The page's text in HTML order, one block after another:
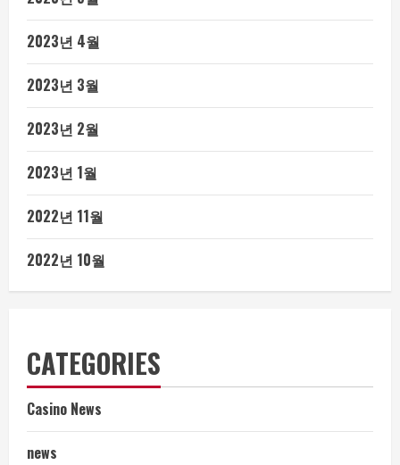
2023년 4월
2023년 3월
2023년 2월
2023년 1월
2022년 11월
2022년 10월
CATEGORIES
Casino News
news